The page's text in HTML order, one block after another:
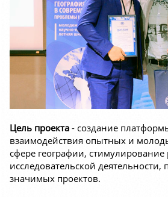
Цель проекта - создание
взаимодействия опытных и
сфере географии, стимулирование
исследовательской
значимых проектов.